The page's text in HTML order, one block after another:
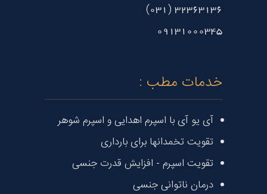
32363136 (031)
09131000345
خدمات مطب :
آی یو آی با اسپرم اهدایی و اسپرم شوهر
تقویت تخمدانها برای بارداری
تقویت اسپرم - افزایش قدرت جنسی
درمان ناتوانی جنسی